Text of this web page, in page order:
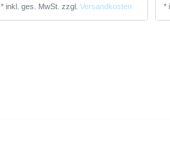
*inkl. ges. MwSt. zzgl.Versandkosten *